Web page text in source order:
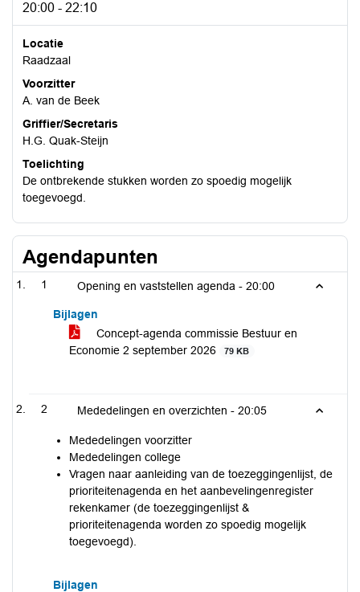
20:00 - 22:10
Locatie
Raadzaal
Voorzitter
A. van de Beek
Griffier/Secretaris
H.G. Quak-Steijn
Toelichting
De ontbrekende stukken worden zo spoedig mogelijk
toegevoegd.
Agendapunten
1 Opening en vaststellen agenda - 20:00
Bijlagen
Concept-agenda commissie Bestuur en
Economie 2 september 2026
79 KB
2 Mededelingen en overzichten - 20:05
Mededelingen voorzitter
Mededelingen college
Vragen naar aanleiding van de toezeggingenlijst, de
prioriteitenagenda en het aanbevelingenregister
rekenkamer (de toezeggingenlijst &
prioriteitenagenda worden zo spoedig mogelijk
toegevoegd).
Bijlagen